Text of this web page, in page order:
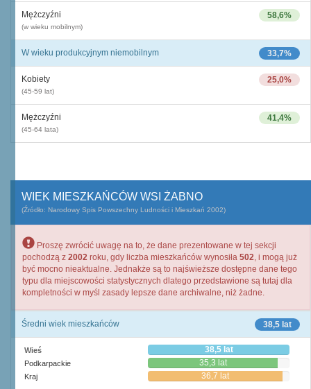
58,6%
Mężczyźni
(w wieku mobilnym)
33,7%
W wieku produkcyjnym niemobilnym
25,0%
Kobiety
(45-59 lat)
41,4%
Mężczyźni
(45-64 lata)
WIEK MIESZKAŃCÓW WSI ŻABNO
(Źródło: Narodowy Spis Powszechny Ludności i Mieszkań 2002)
Proszę zwrócić uwagę na to, że dane prezentowane w tej sekcji
pochodzą z 2002 roku, gdy liczba mieszkańców wynosiła 502, i mogą już
być mocno nieaktualne. Jednakże są to najświeższe dostępne dane tego
typu dla miejscowości statystycznych dlatego przedstawione są tutaj dla
kompletności w myśl zasady lepsze dane archiwalne, niż żadne.
38,5 lat
Średni wiek mieszkańców
Wieś 38,5 lat
Podkarpackie 35,3 lat
Kraj 36,7 lat